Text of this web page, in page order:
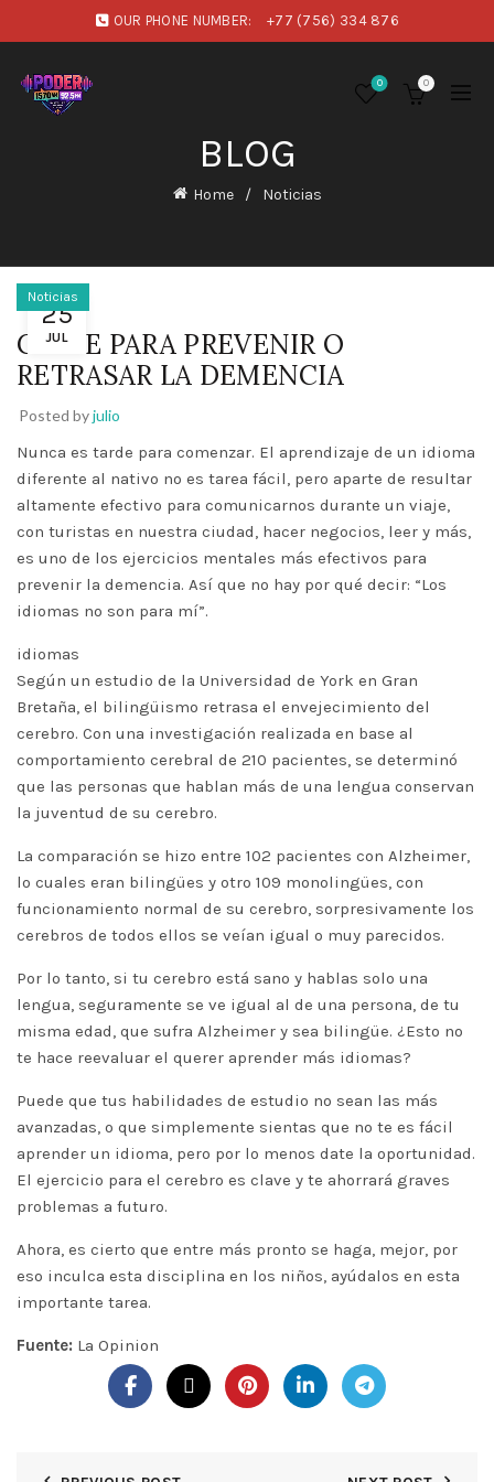
OUR PHONE NUMBER: +77 (756) 334 876
0 0
BLOG
Home Noticias
25
JUL
Noticias
CLAVE PARA PREVENIR O
RETRASAR LA DEMENCIA
Posted byjulio
Nunca es tarde para comenzar. El aprendizaje de un idioma
diferente al nativo no es tarea fácil, pero aparte de resultar
altamente efectivo para comunicarnos durante un viaje,
con turistas en nuestra ciudad, hacer negocios, leer y más,
es uno de los ejercicios mentales más efectivos para
prevenir la demencia. Así que no hay por qué decir: “Los
idiomas no son para mí”.
idiomas
Según un estudio de la Universidad de York en Gran
Bretaña, el bilingüismo retrasa el envejecimiento del
cerebro. Con una investigación realizada en base al
comportamiento cerebral de 210 pacientes, se determinó
que las personas que hablan más de una lengua conservan
la juventud de su cerebro.
La comparación se hizo entre 102 pacientes con Alzheimer,
lo cuales eran bilingües y otro 109 monolingües, con
funcionamiento normal de su cerebro, sorpresivamente los
cerebros de todos ellos se veían igual o muy parecidos.
Por lo tanto, si tu cerebro está sano y hablas solo una
lengua, seguramente se ve igual al de una persona, de tu
misma edad, que sufra Alzheimer y sea bilingüe. ¿Esto no
te hace reevaluar el querer aprender más idiomas?
Puede que tus habilidades de estudio no sean las más
avanzadas, o que simplemente sientas que no te es fácil
aprender un idioma, pero por lo menos date la oportunidad.
El ejercicio para el cerebro es clave y te ahorrará graves
problemas a futuro.
Ahora, es cierto que entre más pronto se haga, mejor, por
eso inculca esta disciplina en los niños, ayúdalos en esta
importante tarea.
Fuente: La Opinion